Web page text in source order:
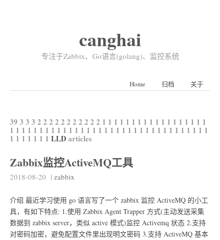
canghai
专注于Zabbix、Go语言(golang)、监控系统
Home 归档 关于
39 3 3 3 2 2 2 2 2 2 2 2 2 2 2 1 1 1 1 1 1 1 1 1 1 1 1 1 1 1 1 1 1
1 1 1 1 1 1 1 1 1 1 1 1 1 1 1 1 1 1 1 1 1 1 1 1 1 1 1 1 1 1 1 1 1 1
1 1 1 1 1 1 1 LLDarticles
Zabbix监控ActiveMQ工具
2018-08-20 | zabbix
介绍 最近学习使用 go 语言写了一个 zabbix 监控 ActiveMQ 的小工
具，有如下特点: 1.使用 Zabbix Agent Trapper 方式(主动发送采集
数据到 zabbix server，类似 active 模式)监控 Activemq 状态 2.支持
对密码加密，避免配置文件里出现明文密码 3.支持 ActiveMQ 基本